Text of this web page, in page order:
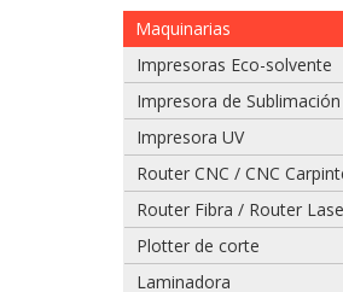
Adjuntar
Maquinarias
Impresoras Eco-solvente
Impresora de Sublimación
Impresora UV
Router CNC / CNC
Router Fibra / Router
Plotter de corte
Laminadora